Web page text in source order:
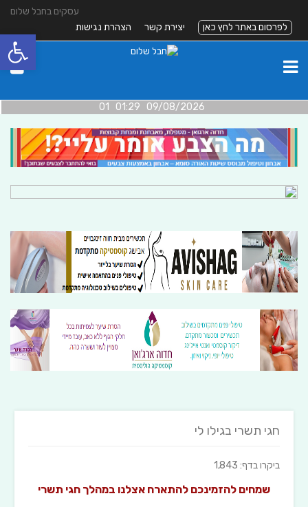
עסקים בחבל שלום
לפרסום באתר לחץ כאן
יצירת קשר הצהרת נגישות
09/08/2026 01:29 01
חגי תשרי בגילו לי
ביקרו בדף: 1,843
שמחים להזמינכם להתארח אצלנו במהלך חגי תשרי
פתח